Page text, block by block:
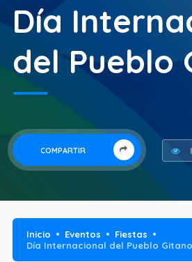
Día
del Pueblo
COMPARTIR
Inicio Eventos
Fiestas
Día Internacional del Pueblo Gitano